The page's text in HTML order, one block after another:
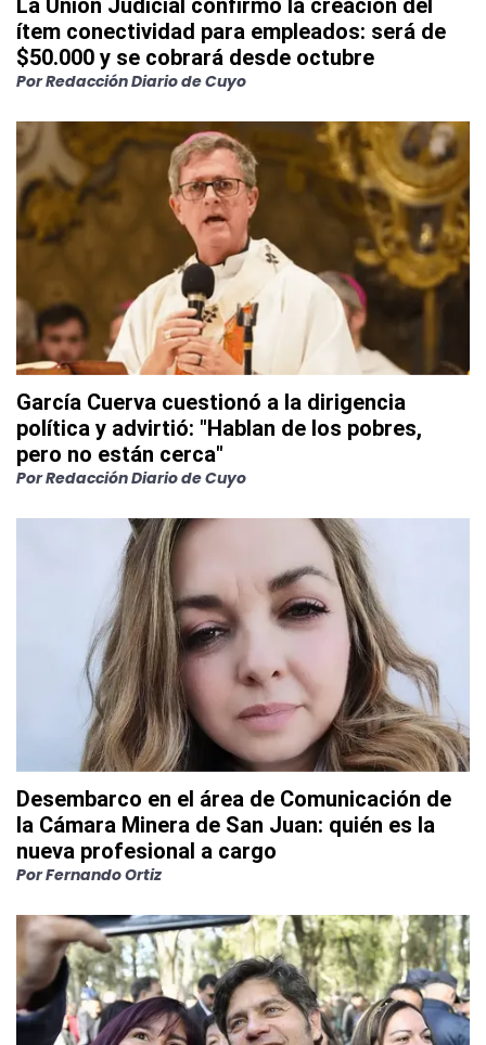
La Unión Judicial confirmó la creación del
ítem conectividad para empleados: será de
$50.000 y se cobrará desde octubre
PorRedacción Diario de Cuyo
García Cuerva cuestionó a la dirigencia
política y advirtió: "Hablan de los pobres,
pero no están cerca"
PorRedacción Diario de Cuyo
Desembarco en el área de Comunicación de
la Cámara Minera de San Juan: quién es la
nueva profesional a cargo
PorFernando Ortiz